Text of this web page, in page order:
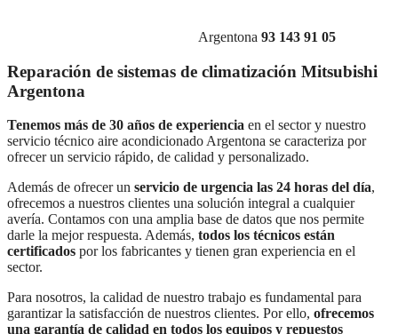
Argentona 93 143 91 05
Reparación de sistemas de climatización Mitsubishi
Argentona
Tenemos más de 30 años de experiencia en el sector y nuestro
servicio técnico aire acondicionado Argentona se caracteriza por
ofrecer un servicio rápido, de calidad y personalizado.
Además de ofrecer un servicio de urgencia las 24 horas del día,
ofrecemos a nuestros clientes una solución integral a cualquier
avería. Contamos con una amplia base de datos que nos permite
darle la mejor respuesta. Además, todos los técnicos están
certificados por los fabricantes y tienen gran experiencia en el
sector.
Para nosotros, la calidad de nuestro trabajo es fundamental para
garantizar la satisfacción de nuestros clientes. Por ello, ofrecemos
una garantía de calidad en todos los equipos y repuestos